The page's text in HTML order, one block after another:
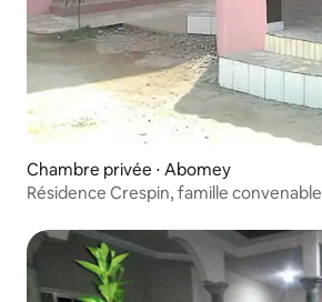
Chambre privée ⋅ Abomey
Résidence Crespin, famille convenable